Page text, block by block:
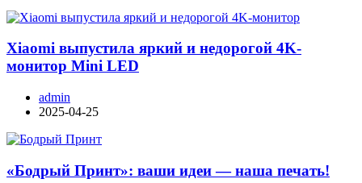
Xiaomi выпустила яркий и недорогой 4K-
монитор Mini LED
admin
2025-04-25
«Бодрый Принт»: ваши идеи — наша печать!